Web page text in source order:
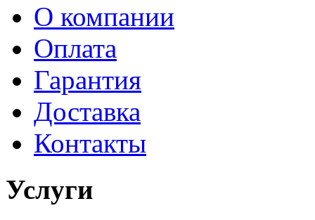
О компании
Оплата
Гарантия
Доставка
Контакты
Услуги